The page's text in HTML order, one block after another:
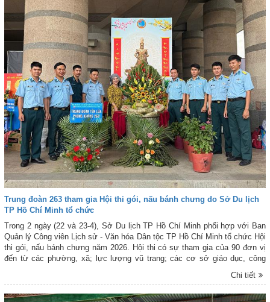
Trung đoàn 263 tham gia Hội thi gói, nấu bánh chưng do Sở Du lịch
TP Hồ Chí Minh tổ chức
Trong 2 ngày (22 và 23-4), Sở Du lịch TP Hồ Chí Minh phối hợp với Ban
Quản lý Công viên Lịch sử - Văn hóa Dân tộc TP Hồ Chí Minh tổ chức Hội
thi gói, nấu bánh chưng năm 2026. Hội thi có sự tham gia của 90 đơn vị
đến từ các phường, xã; lực lượng vũ trang; các cơ sở giáo dục, công
Chí Minh. Cùng tham gia Hội thi có Trung đoàn 263, Sư đoàn 367, Quân
Chi tiết